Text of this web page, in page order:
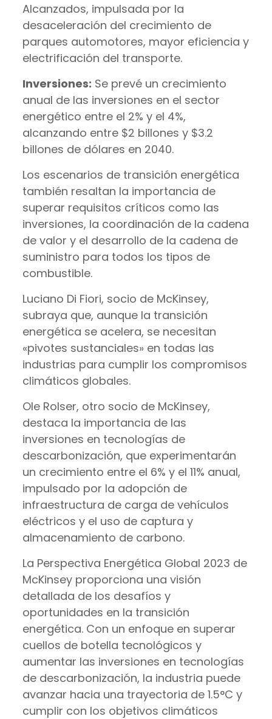
Alcanzados, impulsada por la
desaceleración del crecimiento de
parques automotores, mayor eficiencia y
electrificación del transporte.
Inversiones: Se prevé un crecimiento
anual de las inversiones en el sector
energético entre el 2% y el 4%,
alcanzando entre $2 billones y $3.2
billones de dólares en 2040.
Los escenarios de transición energética
también resaltan la importancia de
superar requisitos críticos como las
inversiones, la coordinación de la cadena
de valor y el desarrollo de la cadena de
suministro para todos los tipos de
combustible.
Luciano Di Fiori, socio de McKinsey,
subraya que, aunque la transición
energética se acelera, se necesitan
«pivotes sustanciales» en todas las
industrias para cumplir los compromisos
climáticos globales.
Ole Rolser, otro socio de McKinsey,
destaca la importancia de las
inversiones en tecnologías de
descarbonización, que experimentarán
un crecimiento entre el 6% y el 11% anual,
impulsado por la adopción de
infraestructura de carga de vehículos
eléctricos y el uso de captura y
almacenamiento de carbono.
La Perspectiva Energética Global 2023 de
McKinsey proporciona una visión
detallada de los desafíos y
oportunidades en la transición
energética. Con un enfoque en superar
cuellos de botella tecnológicos y
aumentar las inversiones en tecnologías
de descarbonización, la industria puede
avanzar hacia una trayectoria de 1.5°C y
cumplir con los objetivos climáticos